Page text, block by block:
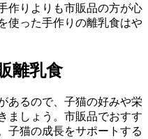
作りよりも市販品の方が心
使った手作りの離乳食はや
離乳食
あるので、子猫の好みや栄
ましょう。市販品でおすす
子猫の成長をサポートする